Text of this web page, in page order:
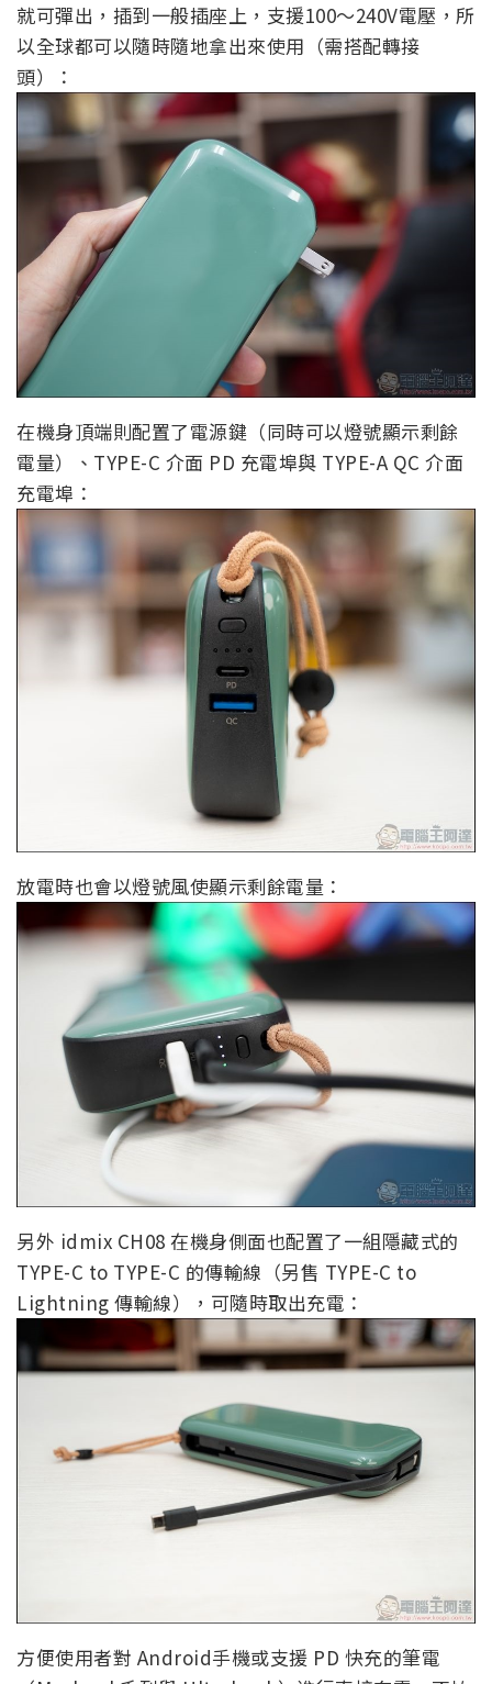
就可彈出，插到一般插座上，支援100～240V電壓，所
以全球都可以隨時隨地拿出來使用（需搭配轉接
頭）：
在機身頂端則配置了電源鍵（同時可以燈號顯示剩餘
電量）、TYPE-C 介面 PD 充電埠與 TYPE-A QC 介面
充電埠：
放電時也會以燈號風使顯示剩餘電量：
另外 idmix CH08 在機身側面也配置了一組隱藏式的
TYPE-C to TYPE-C 的傳輸線（另售 TYPE-C to
Lightning 傳輸線），可隨時取出充電：
方便使用者對 Android手機或支援 PD 快充的筆電